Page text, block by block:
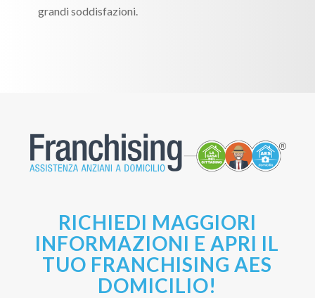
grandi soddisfazioni.
RICHIEDI MAGGIORI
INFORMAZIONI E APRI IL
TUO FRANCHISING AES
DOMICILIO!